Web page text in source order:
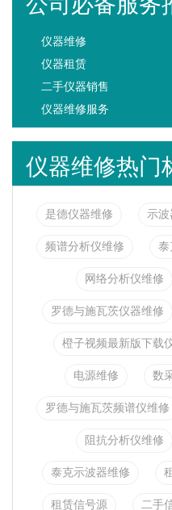
仪器维修
仪器租赁
二手仪器销售
仪器维修服务
仪器维修热门
是德仪器维修 示波
频谱分析仪维修 泰
网络分析仪维修
罗德与施瓦茨仪器维修
橙子视频最新版下载
电源维修 数
罗德与施瓦茨频谱仪维修
阻抗分析仪维修
泰克示波器维修
租赁信号源 二手